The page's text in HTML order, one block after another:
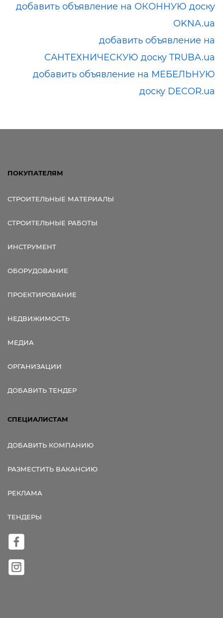
добавить объявление на ОКОННУЮ доску
OKNA.ua
добавить объявление на
САНТЕХНИЧЕСКУЮ доску TRUBA.ua
добавить объявление на МЕБЕЛЬНУЮ
доску DECOR.ua
ПОКУПАТЕЛЯМ
СТРОИТЕЛЬНЫЕ МАТЕРИАЛЫ
СТРОИТЕЛЬНЫЕ РАБОТЫ
ИНСТРУМЕНТ
ОБОРУДОВАНИЕ
ПРОЕКТИРОВАНИЕ
НЕДВИЖИМОСТЬ
МЕДИА
ОРГАНИЗАЦИИ
ДОБАВИТЬ ТЕНДЕР
СПЕЦИАЛИСТАМ
ДОБАВИТЬ КОМПАНИЮ
РАЗМЕСТИТЬ ВАКАНСИЮ
РЕКЛАМА
ТЕНДЕРЫ